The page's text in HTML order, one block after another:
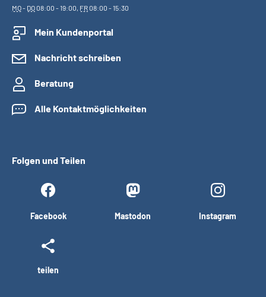
MO- DO08:00 - 19:00, FR08:00 - 15:30
Mein Kundenportal
Nachricht schreiben
Beratung
Alle Kontaktmöglichkeiten
Folgen und Teilen
Facebook Mastodon Instagram
teilen